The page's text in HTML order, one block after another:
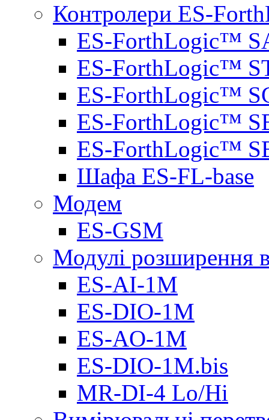
Контролери ES-
ES-ForthLogic™
ES-ForthLogic™
ES-ForthLogic™
ES-ForthLogic™
ES-ForthLogic™
Шафа ES-FL-base
Модем
ES-GSM
Модулі розширення
ES-AI-1M
ES-DIO-1М
ES-AO-1М
ES-DIO-1M.bis
MR-DI-4 Lo/Hi